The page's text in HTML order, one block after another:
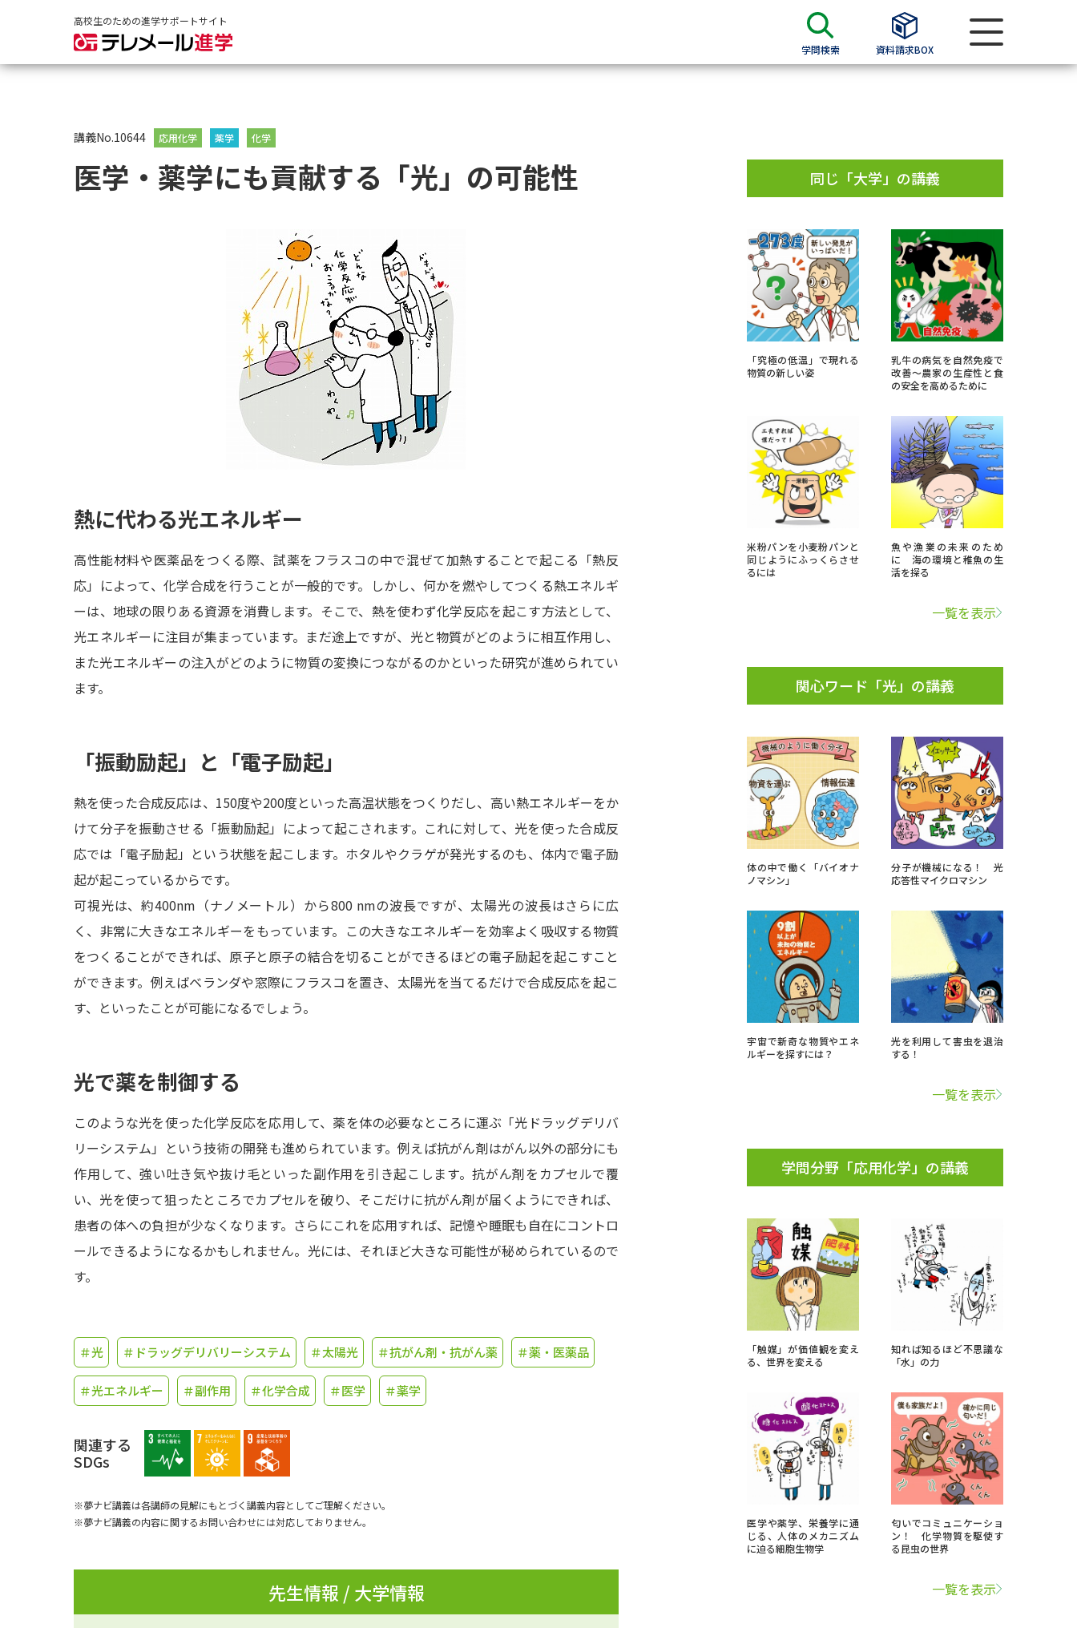
高校生のための進学サポートサイト
学問検索 資料請求BOX
大学・短大の資料種類から請求
大学パンフ
大学入学共通テスト利用選抜の募集要項＆願書
過去問題集
留学・進学関連、塾・予備校
高等学校卒業程度認定試験
小学校教員資格認定試験
大学検索
大学で学べる内容や特徴を調べる
新増設大学・学部・学科特集
データサイエンス特集
オープンキャンパス検索
実施プログラムから探す
来場型・Web型イベント特集
受験準備 資料検索
志望校・出願校を調べる
先輩が入学を決めた理由
新生活お役立ちガイド
学問発見
大学で学びたい学問発見
学問のミニ講義「夢ナビ講義」 学問分野解説 学問の教科書 夢ナビライブ
Ｑ＆Ａ よくあるご質問
このサイトについて
資料の料金のお支払いについて 受付内容・発送状況の確認 テレメール
お支払いサイト
テレメール進学カタログ訂正のご案内
講義No.10644 応用化学 薬学 化学
医学・薬学にも貢献する「光」の可能性
熱に代わる光エネルギー
高性能材料や医薬品をつくる際、試薬をフラスコの中で混ぜて加熱することで起こる「熱反
応」によって、化学合成を行うことが一般的です。しかし、何かを燃やしてつくる熱エネルギ
ーは、地球の限りある資源を消費します。そこで、熱を使わず化学反応を起こす方法として、
光エネルギーに注目が集まっています。まだ途上ですが、光と物質がどのように相互作用し、
また光エネルギーの注入がどのように物質の変換につながるのかといった研究が進められてい
ます。
「振動励起」と「電子励起」
熱を使った合成反応は、150度や200度といった高温状態をつくりだし、高い熱エネルギーをか
けて分子を振動させる「振動励起」によって起こされます。これに対して、光を使った合成反
応では「電子励起」という状態を起こします。ホタルやクラゲが発光するのも、体内で電子励
起が起こっているからです。
可視光は、約400nm（ナノメートル）から800 nmの波長ですが、太陽光の波長はさらに広
く、非常に大きなエネルギーをもっています。この大きなエネルギーを効率よく吸収する物質
をつくることができれば、原子と原子の結合を切ることができるほどの電子励起を起こすこと
ができます。例えばベランダや窓際にフラスコを置き、太陽光を当てるだけで合成反応を起こ
す、といったことが可能になるでしょう。
光で薬を制御する
このような光を使った化学反応を応用して、薬を体の必要なところに運ぶ「光ドラッグデリバ
リーシステム」という技術の開発も進められています。例えば抗がん剤はがん以外の部分にも
作用して、強い吐き気や抜け毛といった副作用を引き起こします。抗がん剤をカプセルで覆
い、光を使って狙ったところでカプセルを破り、そこだけに抗がん剤が届くようにできれば、
患者の体への負担が少なくなります。さらにこれを応用すれば、記憶や睡眠も自在にコントロ
ールできるようになるかもしれません。光には、それほど大きな可能性が秘められているので
す。
＃光 ＃ドラッグデリバリーシステム ＃太陽光 ＃抗がん剤・抗がん薬 ＃薬・医薬品
＃光エネルギー ＃副作用 ＃化学合成 ＃医学 ＃薬学
関連する
SDGs
※夢ナビ講義は各講師の見解にもとづく講義内容としてご理解ください。
※夢ナビ講義の内容に関するお問い合わせには対応しておりません。
先生情報 / 大学情報
同じ「大学」の講義
「究極の低温」で現れる
物質の新しい姿
乳牛の病気を自然免疫で
改善～農家の生産性と食
の安全を高めるために
米粉パンを小麦粉パンと
同じようにふっくらさせ
るには
魚や漁業の未来のため
に 海の環境と稚魚の生
活を探る
一覧を表示
関心ワード「光」の講義
体の中で働く「バイオナ
ノマシン」
分子が機械になる！ 光
応答性マイクロマシン
宇宙で新奇な物質やエネ
ルギーを探すには？
光を利用して害虫を退治
する！
一覧を表示
学問分野「応用化学」の講義
「触媒」が価値観を変え
る、世界を変える
知れば知るほど不思議な
「水」の力
医学や薬学、栄養学に通
じる、人体のメカニズム
に迫る細胞生物学
匂いでコミュニケーショ
ン！ 化学物質を駆使す
る昆虫の世界
一覧を表示